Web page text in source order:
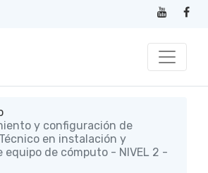
y configuración de
en instalación y
equipo de cómputo - NIVEL 2 -